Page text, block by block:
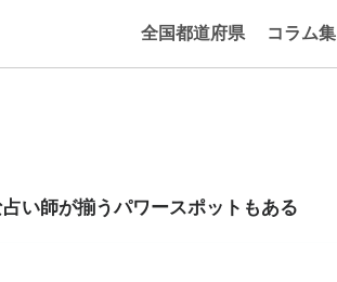
全国都道府県 コラム集
い師が揃うパワースポットもある